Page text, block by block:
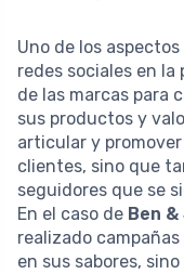
Uno de los
redes sociales en la
de las marcas para
sus productos y
articular y
clientes, sino que
seguidores que se
En el caso de Ben
realizado
en sus sabores,